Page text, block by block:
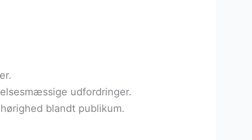
udfordringer.
blandt publikum.